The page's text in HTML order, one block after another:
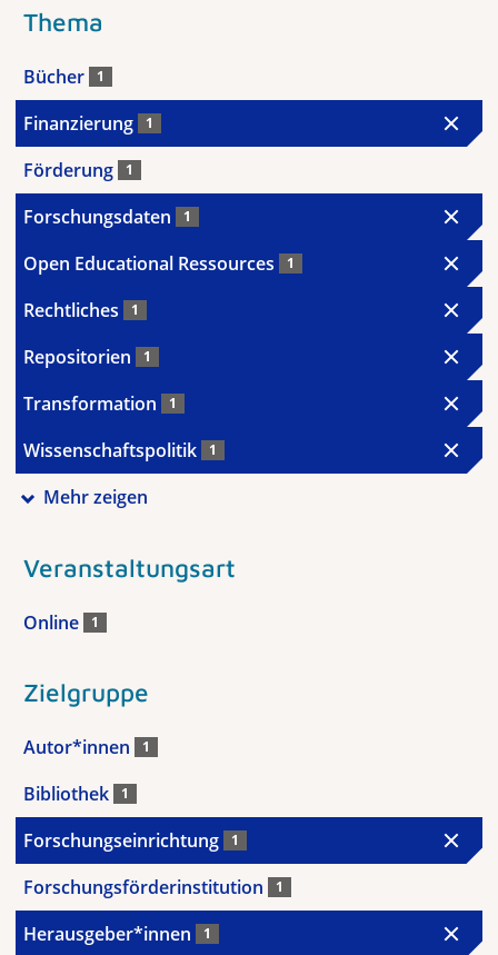
Thema
Bücher 1
Finanzierung 1
Förderung 1
Forschungsdaten 1
Open Educational Ressources 1
Rechtliches 1
Repositorien 1
Transformation 1
Wissenschaftspolitik 1
Mehr zeigen
Veranstaltungsart
Online 1
Zielgruppe
Autor*innen 1
Bibliothek 1
Forschungseinrichtung 1
Forschungsförderinstitution 1
Herausgeber*innen 1